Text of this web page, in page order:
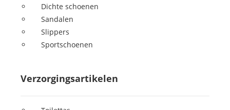
Dichte schoenen
Sandalen
Slippers
Sportschoenen
Verzorgingsartikelen